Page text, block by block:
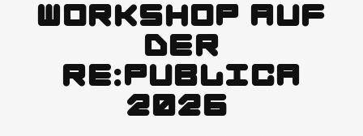
WORKSHOP AUF
DER
RE:PUBLICA
2026